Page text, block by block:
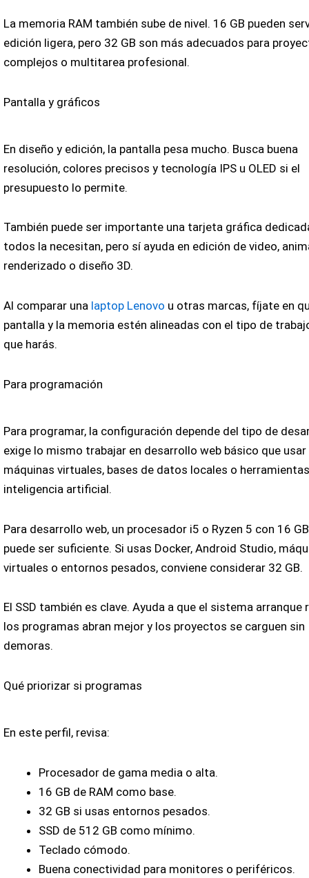
La memoria RAM también sube de nivel. 16 GB pueden
edición ligera, pero 32 GB son más adecuados para
complejos o multitarea profesional.
Pantalla y gráficos
En diseño y edición, la pantalla pesa mucho. Busca buena
resolución, colores precisos y tecnología IPS u OLED si el
presupuesto lo permite.
También puede ser importante una tarjeta gráfica
todos la necesitan, pero sí ayuda en edición de video,
renderizado o diseño 3D.
Al comparar una laptop Lenovo u otras marcas, fíjate en
pantalla y la memoria estén alineadas con el tipo de
que harás.
Para programación
Para programar, la configuración depende del tipo de
exige lo mismo trabajar en desarrollo web básico que usar
máquinas virtuales, bases de datos locales o
inteligencia artificial.
Para desarrollo web, un procesador i5 o Ryzen 5 con 16
puede ser suficiente. Si usas Docker, Android Studio,
virtuales o entornos pesados, conviene considerar 32 GB.
El SSD también es clave. Ayuda a que el sistema arranque
los programas abran mejor y los proyectos se carguen sin
demoras.
Qué priorizar si programas
En este perfil, revisa:
Procesador de gama media o alta.
16 GB de RAM como base.
32 GB si usas entornos pesados.
SSD de 512 GB como mínimo.
Teclado cómodo.
Buena conectividad para monitores o periféricos.